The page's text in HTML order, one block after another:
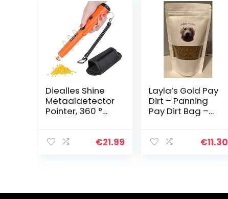
Diealles Shine
Metaaldetector
Pointer, 360 °
Metaaldetector
€21.99
Layla’s Gold Pay
Dirt – Panning
Pay Dirt Bag –
Concentrate€11.30